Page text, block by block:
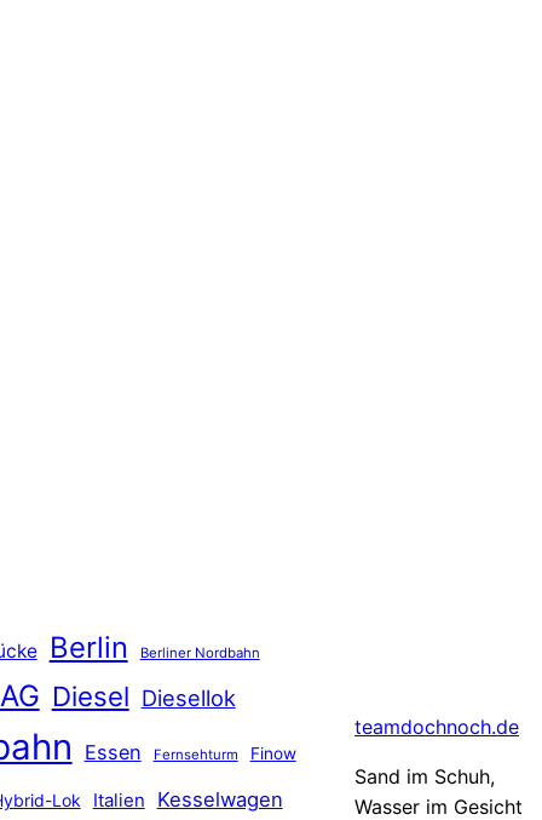
Berlin Berliner Nordbahn
Diesel Diesellok
Essen Fernsehturm Finow
Lok Italien Kesselwagen
teamdochnoch.de
Sand im Schuh,
Wasser im Gesicht